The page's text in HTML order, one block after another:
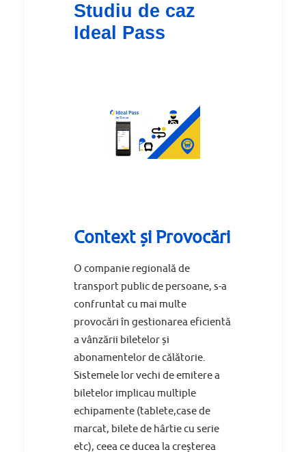
Studiu de caz
Ideal Pass
Context și Provocări
O companie regională de
transport public de persoane, s-a
confruntat cu mai multe
provocări în gestionarea eficientă
a vânzării biletelor și
abonamentelor de călătorie.
Sistemele lor vechi de emitere a
biletelor implicau multiple
echipamente (tablete,case de
marcat, bilete de hârtie cu serie
etc), ceea ce ducea la creșterea